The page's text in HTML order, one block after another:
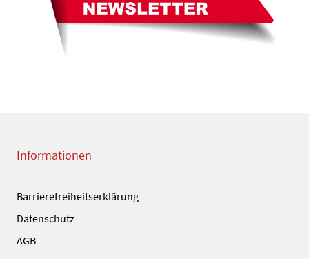
Informationen
Barrierefreiheitserklärung
Datenschutz
AGB